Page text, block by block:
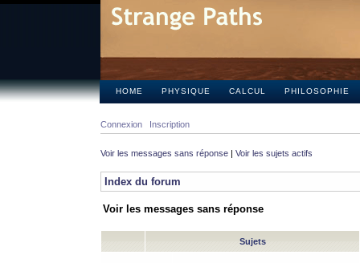
HOME PHYSIQUE CALCUL PHILOSOPHIE
Connexion Inscription
Voir les messages sans réponse | Voir les sujets actifs
Index du forum
Voir les messages sans réponse
Sujets